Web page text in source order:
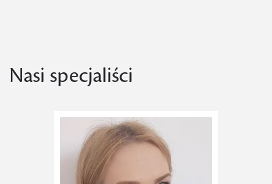
Nasi specjaliści